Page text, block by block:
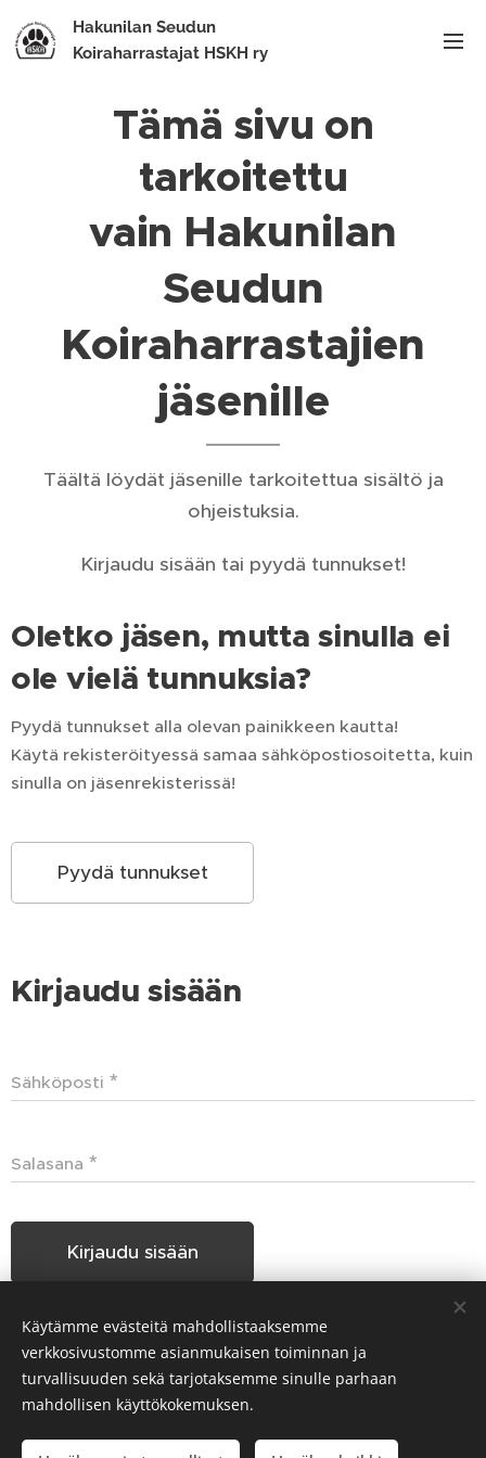
Hakunilan Seudun
Koiraharrastajat HSKH ry
Tämä sivu on
tarkoitettu
vain Hakunilan
Seudun
Koiraharrastajien
jäsenille
Täältä löydät jäsenille tarkoitettua sisältö ja
ohjeistuksia.
Kirjaudu sisään tai pyydä tunnukset!
Oletko jäsen, mutta sinulla ei
ole vielä tunnuksia?
Pyydä tunnukset alla olevan painikkeen kautta!
Käytä rekisteröityessä samaa sähköpostiosoitetta, kuin
sinulla on jäsenrekisterissä!
Pyydä tunnukset
Kirjaudu sisään
Sähköposti
Salasana
Kirjaudu sisään
Unohditko salasanasi?
Hakunilan Seudun Koiraharrastajat HSKH ry
Käytämme evästeitä mahdollistaaksemme
verkkosivustomme asianmukaisen toiminnan ja
turvallisuuden sekä tarjotaksemme sinulle parhaan
mahdollisen käyttökokemuksen.